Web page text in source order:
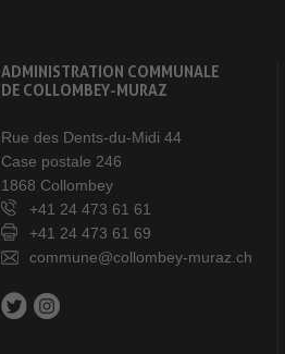
ADMINISTRATION COMMUNALE
DE COLLOMBEY-MURAZ
Rue des Dents-du-Midi 44
Case postale 246
1868 Collombey
+41 24 473 61 61
+41 24 473 61 69
commune@collombey-muraz.ch